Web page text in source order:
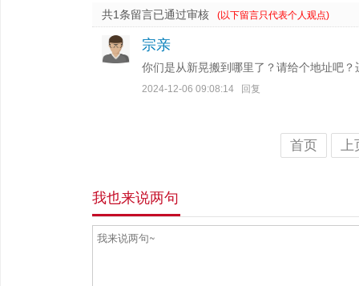
共1条留言已通过审核 (以下留言只代表个人观点)
宗亲
你们是从新晃搬到哪里了？请给个地址吧
2024-12-06 09:08:14 回复
首页 上
我也来说两句